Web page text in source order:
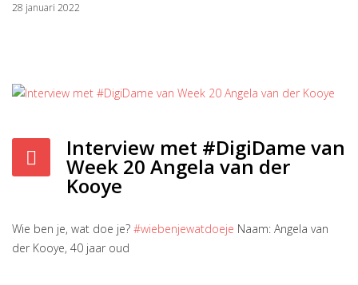
28 januari 2022
Interview met #DigiDame van
Week 20 Angela van der
Kooye
Wie ben je, wat doe je? #wiebenjewatdoeje Naam: Angela van
der Kooye, 40 jaar oud